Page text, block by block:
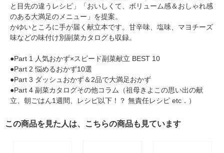
と目先の違うレシピ」「おいしくて、ボリューム感＆おしゃれ感
のある大満足のメニュー」を提案。
かゆいところに手が届く献立本です。甘辛味、塩味、マヨチーズ
味などの味付け別副菜カタログも収録。
●Part 1 人気おかず×スピード副菜献立 BEST 10
●Part 2 悩めるおかず10選
●Part 3 ダッシュおかず＆2品で大満足おかず
●Part 4 副菜カタログその他コラム（祖母きよこの思い出の献
立、朝ごはん1週間、レシピ以下！？ 無責任レシピ etc．）
この商品を見た人は、こちらの商品も見ています